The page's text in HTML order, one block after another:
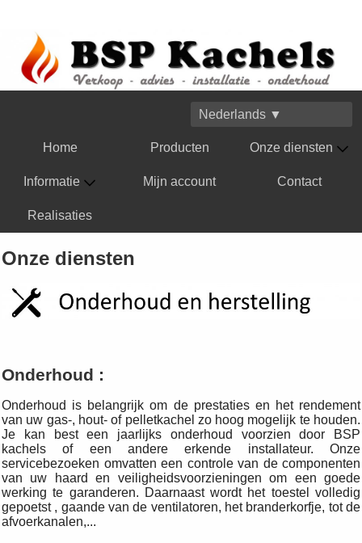
Nederlands ▼
Home Producten Onze diensten
Informatie Mijn account Contact
Realisaties
Onze diensten
Onderhoud :
Onderhoud is belangrijk om de prestaties en het rendement
van uw gas-, hout- of pelletkachel zo hoog mogelijk te houden.
Je kan best een jaarlijks onderhoud voorzien door BSP
kachels of een andere erkende installateur. Onze
servicebezoeken omvatten een controle van de componenten
van uw haard en veiligheidsvoorzieningen om een ​​goede
werking te garanderen. Daarnaast wordt het toestel volledig
gepoetst , gaande van de ventilatoren, het branderkorfje, tot de
afvoerkanalen,...